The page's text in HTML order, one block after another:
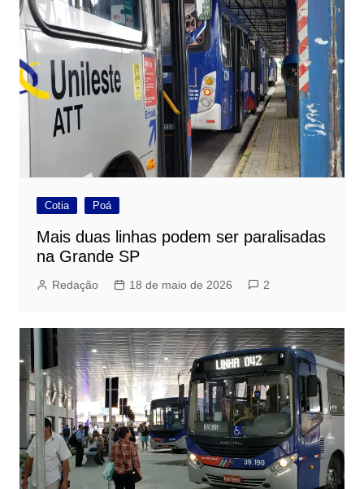
Cotia Poá
Mais duas linhas podem ser paralisadas
na Grande SP
Redação 18 de maio de 2026 2